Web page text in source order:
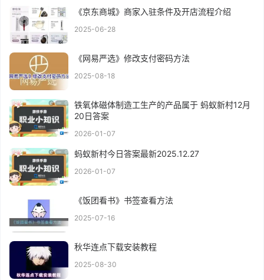
《京东商城》商家入驻条件及开店流程介绍
2025-06-28
《网易严选》修改支付密码方法
2025-08-18
铁氧体磁体制造工生产的产品属于 蚂蚁新村12月
20日答案
2026-01-07
蚂蚁新村今日答案最新2025.12.27
2026-01-07
《饭团看书》书签查看方法
2025-07-16
秋华连点下载安装教程
2025-08-30